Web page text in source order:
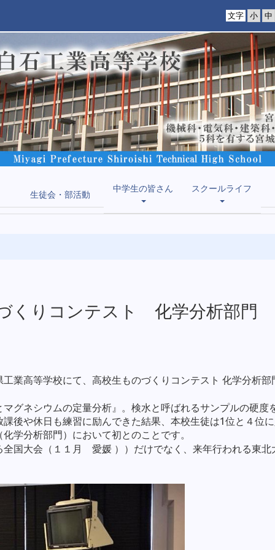
文字
生徒会・部活動
中学生の皆さん スクールライフ
くりコンテスト 化学分析部門
業高等学校にて、高校生ものづくりコンテスト 化学分析部
グネシウムの定量分析』。検水と呼ばれるサンプルの硬度
後や休日も練習に励んできた結果、本校生徒は1位と４位
学分析部門）において初とのことです。
国大会（１１月 愛媛 ））だけでなく、来年行われる東北